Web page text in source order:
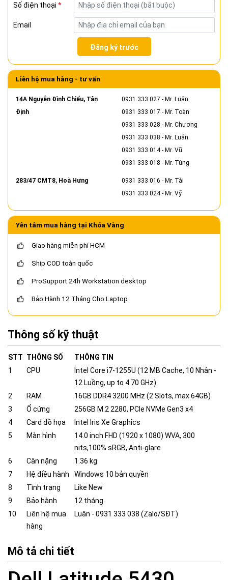
Số điện thoại *
Email
Đăng ký trước
Liên hệ mua hàng - tư vấn
14A Nguyễn Đình Chiểu, Tân
Định
0931 333 027 - Mr. Luân
0931 333 017 - Mr. Toàn
0931 333 028 - Mr. Chương
0931 333 038 - Mr. Luân
0931 333 014- Mr. Vũ
0931 333 018 - Mr. Tùng
283/47 CMT8, Hoà Hưng 0931 333 016 - Mr. Tài
0931 333 024- Mr. Vỹ
Yên tâm mua hàng tại Khóa Vàng
Giao hàng miễn phí HCM
Ship COD toàn quốc
ProSupport 24h Workstation desktop
Bảo Hành 12 Tháng Cho Laptop
Thông số kỹ thuật
STT THÔNG SỐ
THÔNG TIN
1
CPU
Intel Core i7-1255U (12 MB Cache, 10 Nhân -
12 Luồng, up to 4.70 GHz)
2
RAM
16GB DDR4 3200 MHz (2 Slots, max 64GB)
3
Ổ cứng
256GB M.2 2280, PCIe NVMe Gen3 x4
4
Card đồ họa
Intel Iris Xe Graphics
5
Màn hình
14.0 inch FHD (1920 x 1080) WVA, 300
nits,100% sRGB, Anti-glare
6
Cân nặng
1.36 kg
7
Hệ điều hành
Windows 10 bản quyền
8
Tình trạng
Like New
9
Bảo hành
12 tháng
10
Liên hệ mua
hàng
Luân - 0931 333 038 (Zalo/SĐT)
Mô tả chi tiết